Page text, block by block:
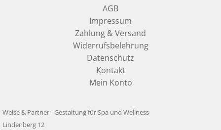
AGB
Impressum
Zahlung & Versand
Widerrufsbelehrung
Datenschutz
Kontakt
Mein Konto
Weise & Partner - Gestaltung für Spa und Wellness
Lindenberg 12